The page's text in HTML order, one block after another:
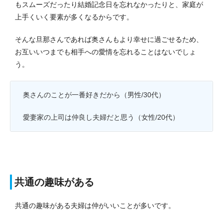
もスムーズだったり結婚記念日を忘れなかったりと、家庭が
上手くいく要素が多くなるからです。
そんな旦那さんであれば奥さんもより幸せに過ごせるため、
お互いいつまでも相手への愛情を忘れることはないでしょ
う。
奥さんのことが一番好きだから（男性/30代）
愛妻家の上司は仲良し夫婦だと思う（女性/20代）
共通の趣味がある
共通の趣味がある夫婦は仲がいいことが多いです。